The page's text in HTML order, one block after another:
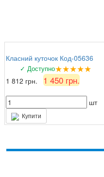
Класний куточок Код-05636
✓ Доступно★★★★★
1 812 грн. 1 450 грн.
шт
Купити